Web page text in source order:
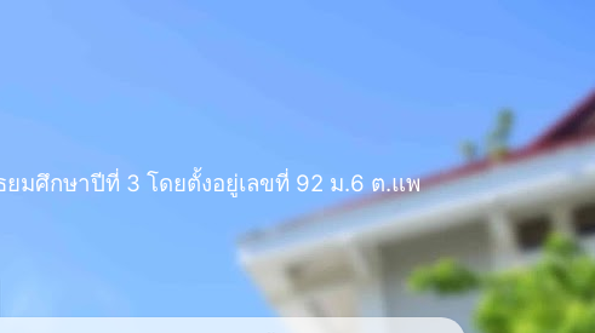
มศึกษาปีที่ 3 โดยตั้งอยู่เลขที่ 92 ม.6 ต.แพ